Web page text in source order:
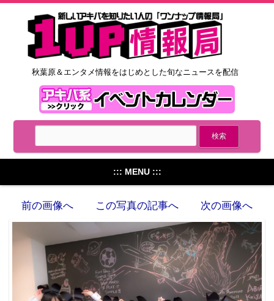
秋葉原＆エンタメ情報をはじめとした旬なニュースを配信
::: MENU :::
前の画像へ この写真の記事へ 次の画像へ